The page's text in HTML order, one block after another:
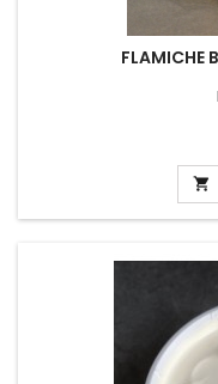
FLAMICHE
